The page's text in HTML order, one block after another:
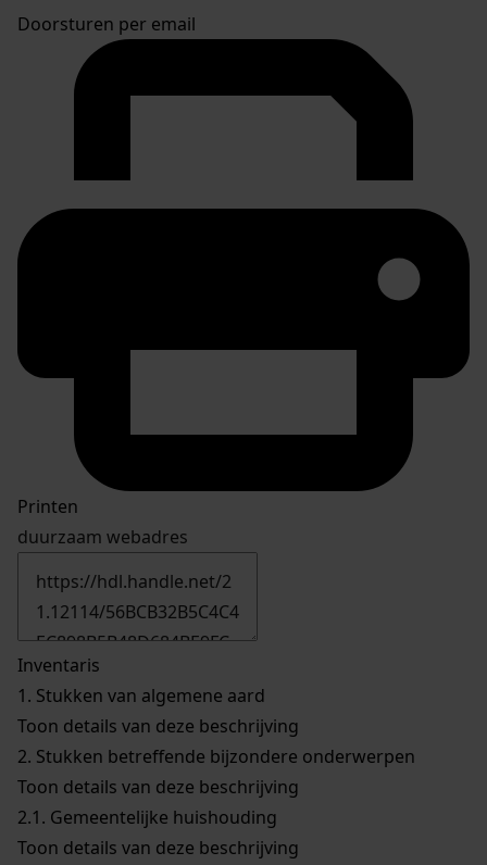
Doorsturen per email
Printen
duurzaam webadres
Inventaris
1. Stukken van algemene aard
Toon details van deze beschrijving
2. Stukken betreffende bijzondere onderwerpen
Toon details van deze beschrijving
2.1. Gemeentelijke huishouding
Toon details van deze beschrijving